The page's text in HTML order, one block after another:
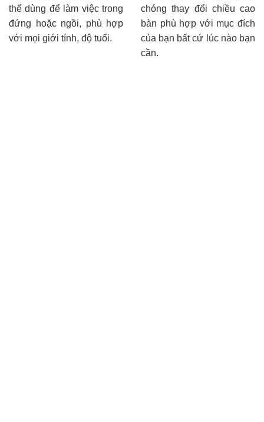
thể dùng để làm việc trong
đứng hoặc ngồi, phù hợp
với mọi giới tính, độ tuổi.
chóng thay đổi chiều cao
bàn phù hợp với mục đích
của bạn bất cứ lúc nào bạn
cần.